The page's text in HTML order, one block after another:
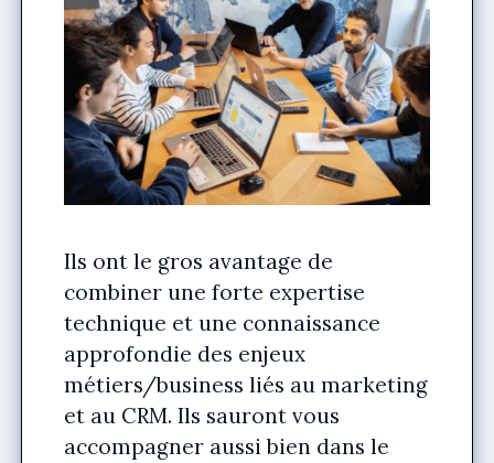
Ils ont le gros avantage de
combiner une forte expertise
technique et une connaissance
approfondie des enjeux
métiers/business liés au marketing
et au CRM. Ils sauront vous
accompagner aussi bien dans le